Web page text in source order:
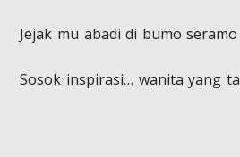
Jejak mu abadi di bumo
Sosok inspirasi… wanita yang